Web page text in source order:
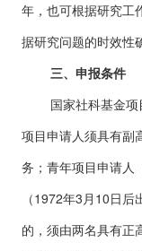
年，也可根据研究工
据研究问题的时效性
三、申报条件
国家社科基金项
项目申请人须具有副
务；青年项目申请人
（1972年3月10日
的，须由两名具有正